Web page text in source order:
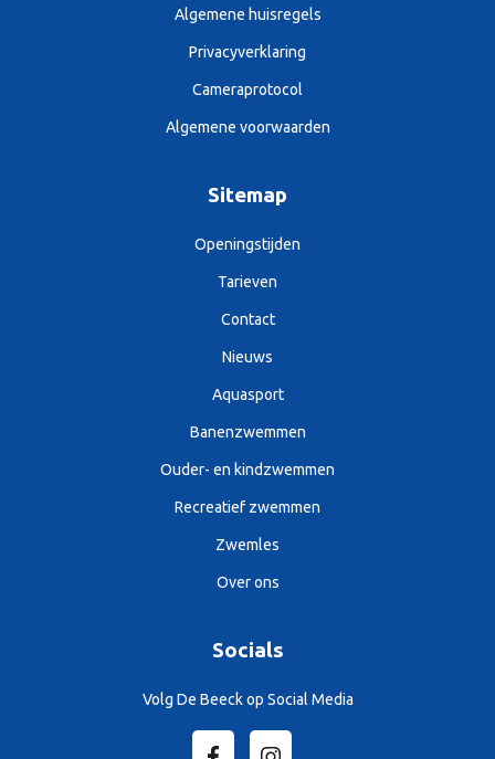
Algemene huisregels
Privacyverklaring
Cameraprotocol
Algemene voorwaarden
Sitemap
Openingstijden
Tarieven
Contact
Nieuws
Aquasport
Banenzwemmen
Ouder- en kindzwemmen
Recreatief zwemmen
Zwemles
Over ons
Socials
Volg De Beeck op Social Media